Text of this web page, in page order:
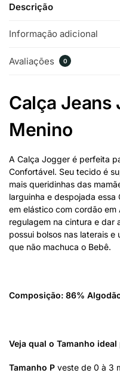
Descrição
Informação adicional
Avaliações 0
Calça Jeans
Menino
A Calça Jogger é perfeita
Confortável. Seu tecido é
mais queridinhas das
larguinha e despojada
em elástico com cordão
regulagem na cintura e dar
possui bolsos nas laterais
que não machuca o Bebê.
Composição: 86%
Veja qual o Tamanho ideal
Tamanho P veste de 0 à 3